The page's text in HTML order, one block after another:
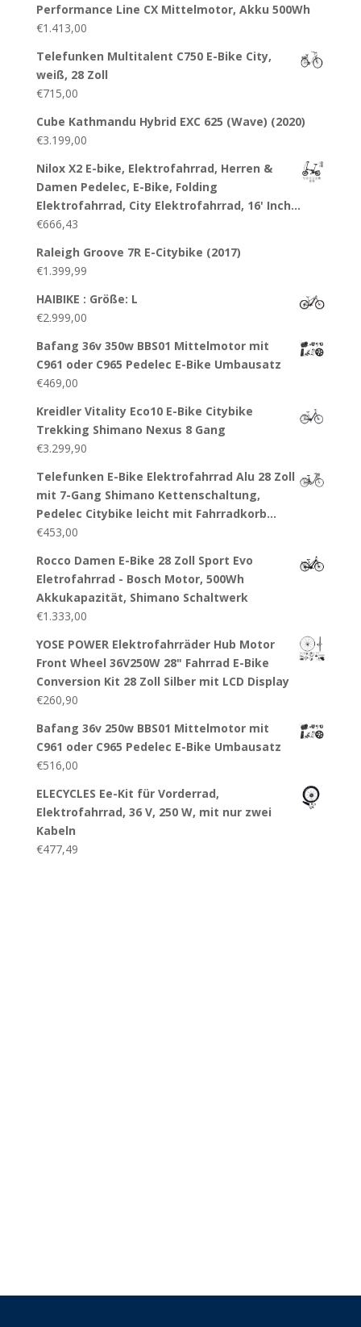
Performance Line CX Mittelmotor, Akku 500Wh
€1.413,00
Telefunken Multitalent C750 E-Bike City,
weiß, 28 Zoll
€715,00
Cube Kathmandu Hybrid EXC 625 (Wave) (2020)
€3.199,00
Nilox X2 E-bike, Elektrofahrrad, Herren &
Damen Pedelec, E-Bike, Folding
Elektrofahrrad, City Elektrofahrrad, 16' Inch…
€666,43
Raleigh Groove 7R E-Citybike (2017)
€1.399,99
HAIBIKE : Größe: L
€2.999,00
Bafang 36v 350w BBS01 Mittelmotor mit
C961 oder C965 Pedelec E-Bike Umbausatz
€469,00
Kreidler Vitality Eco10 E-Bike Citybike
Trekking Shimano Nexus 8 Gang
€3.299,90
Telefunken E-Bike Elektrofahrrad Alu 28 Zoll
mit 7-Gang Shimano Kettenschaltung,
Pedelec Citybike leicht mit Fahrradkorb…
€453,00
Rocco Damen E-Bike 28 Zoll Sport Evo
Eletrofahrrad - Bosch Motor, 500Wh
Akkukapazität, Shimano Schaltwerk
€1.333,00
YOSE POWER Elektrofahrräder Hub Motor
Front Wheel 36V250W 28" Fahrrad E-Bike
Conversion Kit 28 Zoll Silber mit LCD Display
€260,90
Bafang 36v 250w BBS01 Mittelmotor mit
C961 oder C965 Pedelec E-Bike Umbausatz
€516,00
ELECYCLES Ee-Kit für Vorderrad,
Elektrofahrrad, 36 V, 250 W, mit nur zwei
Kabeln
€477,49